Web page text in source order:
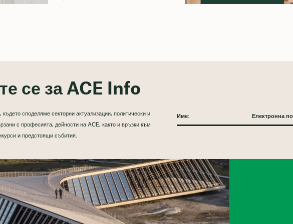
се за ACE Info
споделяме секторни актуализации, политически и
с професията, дейности на ACE, както и връзки към
и предстоящи събития.